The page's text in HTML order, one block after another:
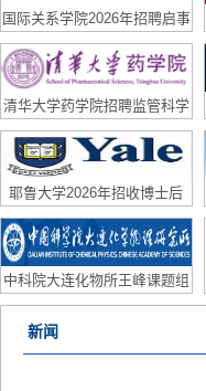
国际关系学院2026年招聘启事
清华大学药学院招聘监管科学
方向科研助理、青年学者公告
耶鲁大学2026年招收博士后
中科院大连化物所王峰课题组
2026年博士后招聘计划
新闻